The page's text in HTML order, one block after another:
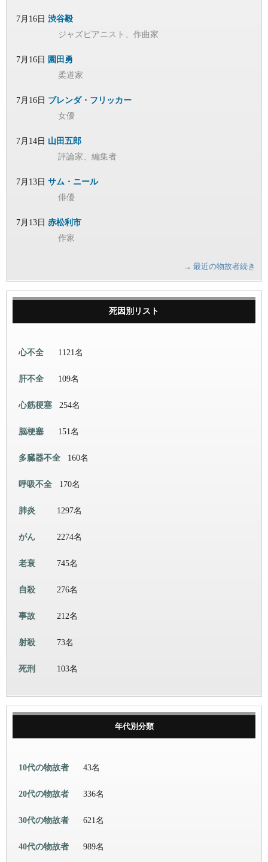
7月16日 渋谷毅
ジャズピアニスト、作曲家
7月16日 園田勇
柔道家
7月16日 ブレンダ・フリッカー
女優
7月14日 山田五郎
評論家、編集者
7月13日 サム・ニール
俳優
7月13日 赤松利市
作家
→ 最近の物故者続き
死因別リスト
心不全 1121名
肝不全 109名
心筋梗塞 254名
脳梗塞 151名
多臓器不全 160名
呼吸不全 170名
肺炎 1297名
がん 2274名
老衰 745名
自殺 276名
事故 212名
射殺 73名
死刑 103名
年代別分類
10代の物故者 43名
20代の物故者 336名
30代の物故者 621名
40代の物故者 989名